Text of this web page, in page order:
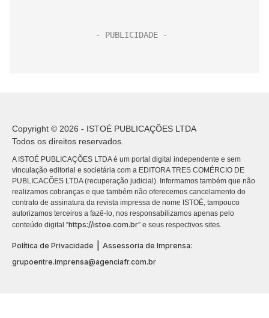
Copyright © 2026 - ISTOÉ PUBLICAÇÕES LTDA
Todos os direitos reservados.
A ISTOÉ PUBLICAÇÕES LTDA é um portal digital independente e sem
vinculação editorial e societária com a EDITORA TRES COMÉRCIO DE
PUBLICACÕES LTDA (recuperação judicial). Informamos também que não
realizamos cobranças e que também não oferecemos cancelamento do
contrato de assinatura da revista impressa de nome ISTOÉ, tampouco
autorizamos terceiros a fazê-lo, nos responsabilizamos apenas pelo
conteúdo digital “https://istoe.com.br” e seus respectivos sites.
Política de Privacidade
Assessoria de Imprensa:
grupoentre.imprensa@agenciafr.com.br